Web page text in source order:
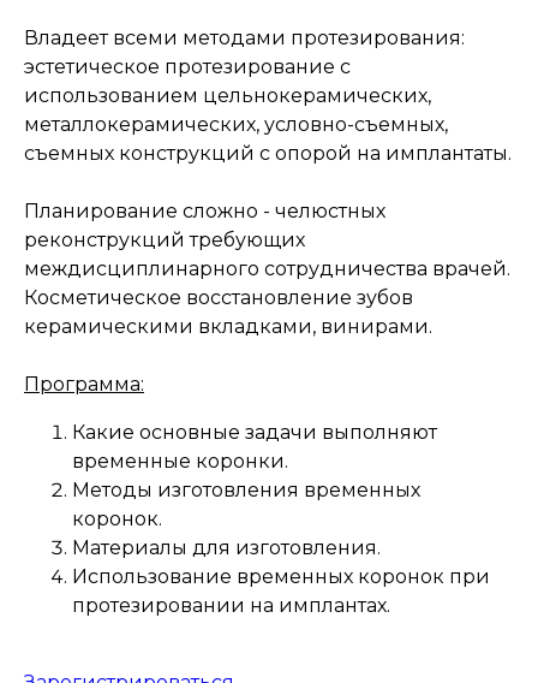
Владеет всеми методами протезирования:
эстетическое протезирование с
использованием цельнокерамических,
металлокерамических, условно-съемных,
съемных конструкций с опорой на имплантаты.
Планирование сложно - челюстных
реконструкций требующих
междисциплинарного сотрудничества врачей.
Косметическое восстановление зубов
керамическими вкладками, винирами.
Программа:
Какие основные задачи выполняют
временные коронки.
Методы изготовления временных
коронок.
Материалы для изготовления.
Использование временных коронок при
протезировании на имплантах.